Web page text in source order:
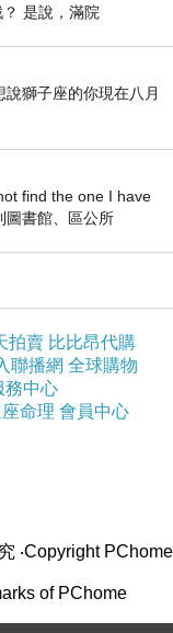
是說，滿院
獅子座的你現在八月
find the one I have
圖書館、區公所
拍賣 比比昂代購
聯播網 全球購物
務中心
命理 會員中心
‧Copyright PChome
of PChome